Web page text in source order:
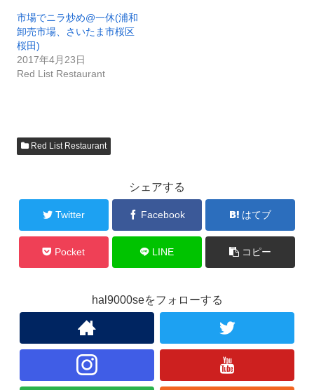
市場でニラ炒め@一休(浦和
卸売市場、さいたま市桜区
桜田)
2017年4月23日
Red List Restaurant
Red List Restaurant
シェアする
Twitter Facebook はてブ
Pocket LINE コピー
hal9000seをフォローする